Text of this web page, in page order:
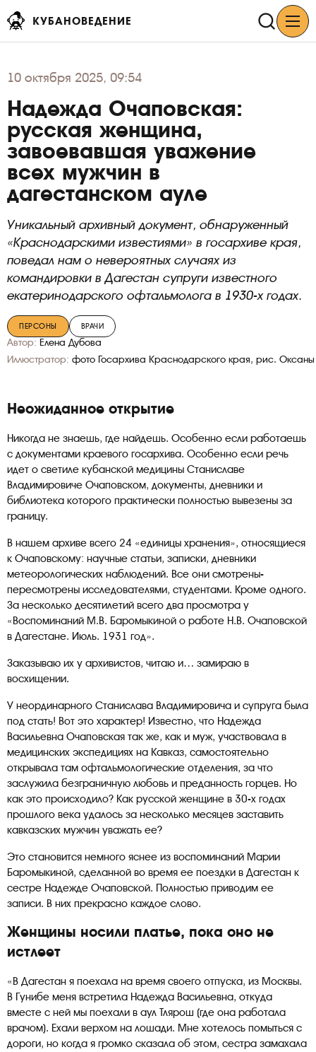
КУБАНОВЕДЕНИЕ
10 октября 2025, 09:54
Надежда Очаповская:
русская женщина,
завоевавшая уважение
всех мужчин в
дагестанском ауле
Уникальный архивный документ, обнаруженный
«Краснодарскими известиями» в госархиве края,
поведал нам о невероятных случаях из
командировки в Дагестан супруги известного
екатеринодарского офтальмолога в 1930-х годах.
ПЕРСОНЫ ВРАЧИ
Автор: Елена Дубова
Иллюстратор: фото Госархива Краснодарского края, рис.
Неожиданное открытие
Никогда не знаешь, где найдешь. Особенно если работаешь
с документами краевого госархива. Особенно если речь
идет о светиле кубанской медицины Станиславе
Владимировиче Очаповском, документы, дневники и
библиотека которого практически полностью вывезены за
границу.
В нашем архиве всего 24 «единицы хранения», относящиеся
к Очаповскому: научные статьи, записки, дневники
метеорологических наблюдений. Все они смотрены-
пересмотрены исследователями, студентами. Кроме одного.
За несколько десятилетий всего два просмотра у
«Воспоминаний М.В. Баромыкиной о работе Н.В. Очаповской
в Дагестане. Июль. 1931 год».
Заказываю их у архивистов, читаю и… замираю в
восхищении.
У неординарного Станислава Владимировича и супруга была
под стать! Вот это характер! Известно, что Надежда
Васильевна Очаповская так же, как и муж, участвовала в
медицинских экспедициях на Кавказ, самостоятельно
открывала там офтальмологические отделения, за что
заслужила безграничную любовь и преданность горцев. Но
как это происходило? Как русской женщине в 30-х годах
прошлого века удалось за несколько месяцев заставить
кавказских мужчин уважать ее?
Это становится немного яснее из воспоминаний Марии
Баромыкиной, сделанной во время ее поездки в Дагестан к
сестре Надежде Очаповской. Полностью приводим ее
записи. В них прекрасно каждое слово.
Женщины носили платье, пока оно не
истлеет
«В Дагестан я поехала на время своего отпуска, из Москвы.
В Гунибе меня встретила Надежда Васильевна, откуда
вместе с ней мы поехали в аул Тлярош (где она работала
врачом). Ехали верхом на лошади. Мне хотелось помыться с
дороги, но когда я громко сказала об этом, сестра замахала